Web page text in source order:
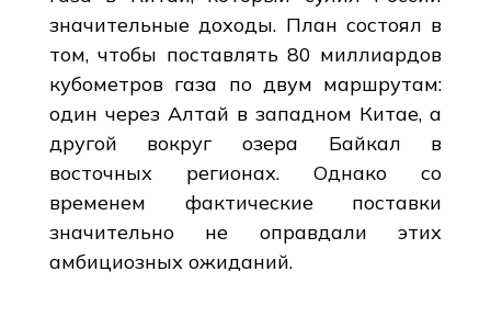
значительные доходы. План состоял в
том, чтобы поставлять 80 миллиардов
кубометров газа по двум маршрутам:
один через Алтай в западном Китае, а
другой вокруг озера Байкал в
восточных регионах. Однако со
временем фактические поставки
значительно не оправдали этих
амбициозных ожиданий.